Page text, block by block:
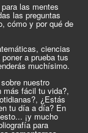
las mentes
las preguntas
cómo y por qué de
ciencias
a prueba tus
muchísimo.
nuestro
más fácil tu vida?,
¿Estás
tu día a día? En
¡y mucho
para